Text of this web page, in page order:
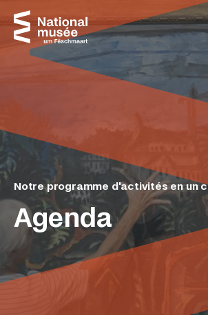
Passer directement au contenu
Agenda
Notre programme d'activités en un
Panneau de gestion des cookies